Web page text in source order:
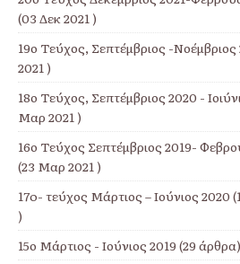
(03 Δεκ 2021 )
19ο Τεύχος, Σεπτέμβριος -Νοέμβριος
2021 )
18ο Τεύχος, Σεπτέμβριος 2020 -
Μαρ 2021 )
16ο Τεύχος Σεπτέμβριος 2019-
(23 Μαρ 2021 )
17o- τεύχος Μάρτιος – Ιούνιος 2020
)
15ο Μάρτιος - Ιούνιος 2019 (29